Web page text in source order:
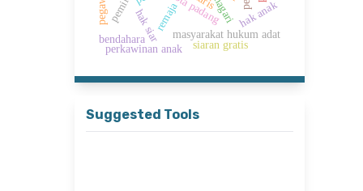
masyarakat hukum adat
hak siar
siaran gratis
remaja
perkawinan anak
hak anak
bendahara
Suggested Tools